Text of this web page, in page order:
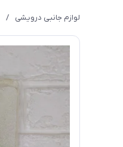
لوازم جانبی درویشی /